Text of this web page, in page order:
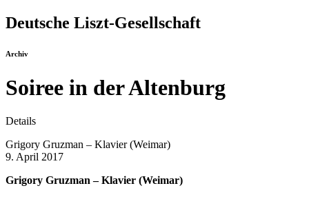
Deutsche Liszt-Gesellschaft
Archiv
Soiree in der Altenburg
Details
Grigory Gruzman – Klavier (Weimar)
9. April 2017
Grigory Gruzman – Klavier (Weimar)